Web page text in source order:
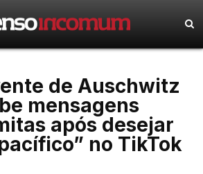
de Auschwitz
mensagens
após desejar
no TikTok